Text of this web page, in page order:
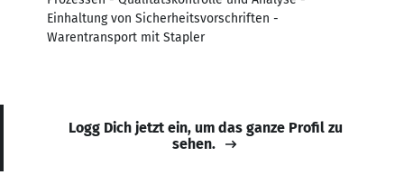
Einhaltung von Sicherheitsvorschriften -
Warentransport mit Stapler
Logg Dich jetzt ein, um das ganze Profil zu
sehen.